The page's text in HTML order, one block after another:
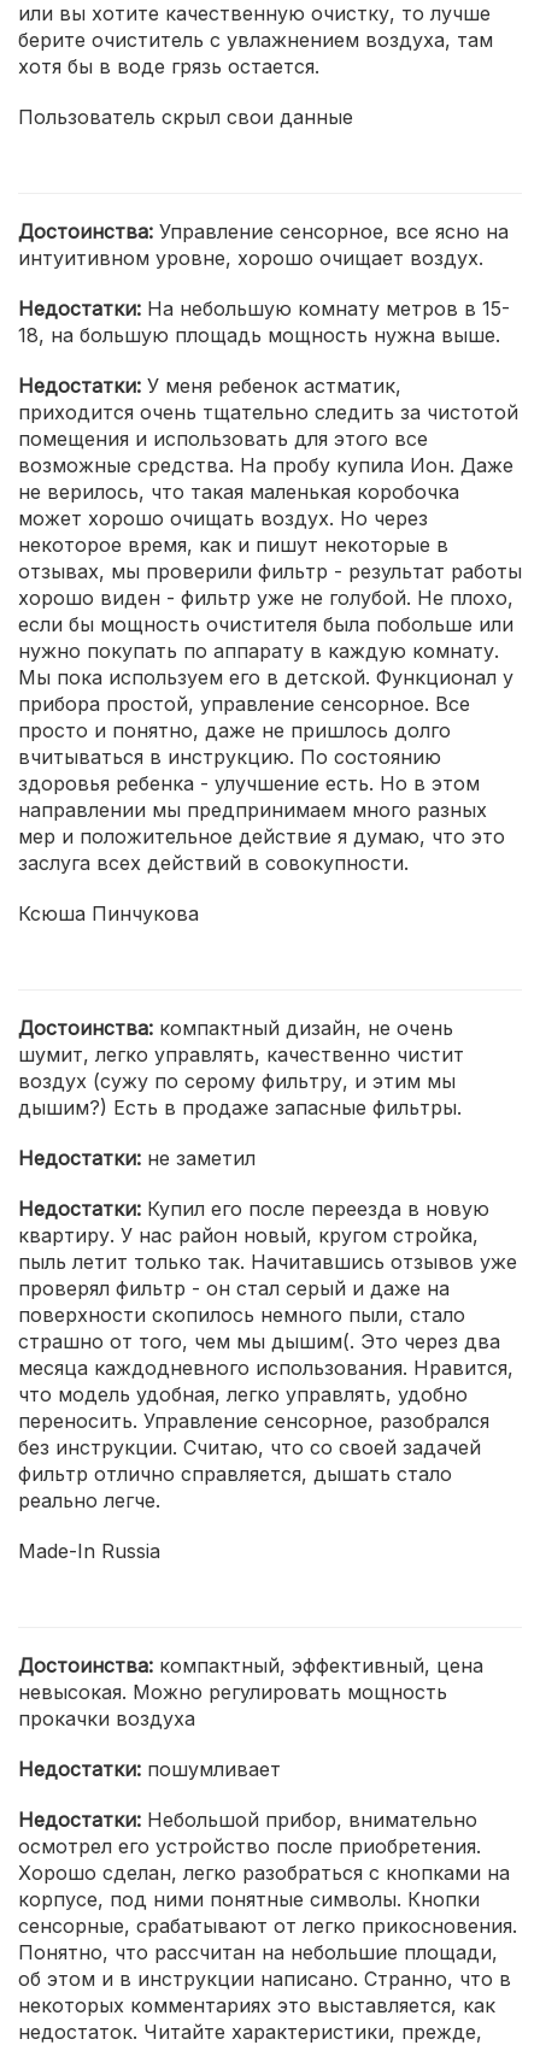
или вы хотите качественную очистку, то лучше
берите очиститель с увлажнением воздуха, там
хотя бы в воде грязь остается.
Пользователь скрыл свои данные
Достоинства: Управление сенсорное, все ясно на
интуитивном уровне, хорошо очищает воздух.
Недостатки: На небольшую комнату метров в 15-
18, на большую площадь мощность нужна выше.
Недостатки: У меня ребенок астматик,
приходится очень тщательно следить за чистотой
помещения и использовать для этого все
возможные средства. На пробу купила Ион. Даже
не верилось, что такая маленькая коробочка
может хорошо очищать воздух. Но через
некоторое время, как и пишут некоторые в
отзывах, мы проверили фильтр - результат работы
хорошо виден - фильтр уже не голубой. Не плохо,
если бы мощность очистителя была побольше или
нужно покупать по аппарату в каждую комнату.
Мы пока используем его в детской. Функционал у
прибора простой, управление сенсорное. Все
просто и понятно, даже не пришлось долго
вчитываться в инструкцию. По состоянию
здоровья ребенка - улучшение есть. Но в этом
направлении мы предпринимаем много разных
мер и положительное действие я думаю, что это
заслуга всех действий в совокупности.
Ксюша Пинчукова
Достоинства: компактный дизайн, не очень
шумит, легко управлять, качественно чистит
воздух (сужу по серому фильтру, и этим мы
дышим?) Есть в продаже запасные фильтры.
Недостатки: не заметил
Недостатки: Купил его после переезда в новую
квартиру. У нас район новый, кругом стройка,
пыль летит только так. Начитавшись отзывов уже
проверял фильтр - он стал серый и даже на
поверхности скопилось немного пыли, стало
страшно от того, чем мы дышим(. Это через два
месяца каждодневного использования. Нравится,
что модель удобная, легко управлять, удобно
переносить. Управление сенсорное, разобрался
без инструкции. Считаю, что со своей задачей
фильтр отлично справляется, дышать стало
реально легче.
Made-In Russia
Достоинства: компактный, эффективный, цена
невысокая. Можно регулировать мощность
прокачки воздуха
Недостатки: пошумливает
Недостатки: Небольшой прибор, внимательно
осмотрел его устройство после приобретения.
Хорошо сделан, легко разобраться с кнопками на
корпусе, под ними понятные символы. Кнопки
сенсорные, срабатывают от легко прикосновения.
Понятно, что рассчитан на небольшие площади,
об этом и в инструкции написано. Странно, что в
некоторых комментариях это выставляется, как
недостаток. Читайте характеристики, прежде,